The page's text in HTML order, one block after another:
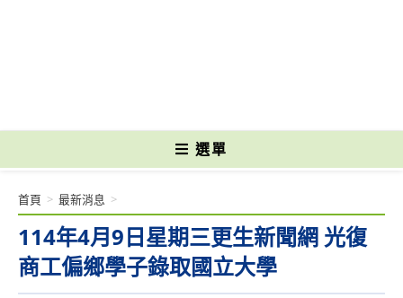
選單
114年4月9日星期三更生新聞網 光復
商工偏鄉學子錄取國立大學
首頁 > 最新消息 >